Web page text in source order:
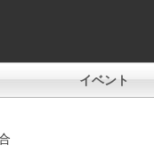
イベント